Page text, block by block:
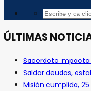
ÚLTIMAS
Sacerdote
Saldar deudas,
Misión cumplida, 25